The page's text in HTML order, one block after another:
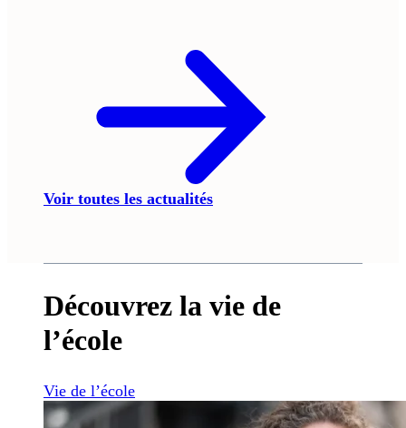
Voir toutes les actualités
Découvrez la vie de
l’école
Vie de l’école